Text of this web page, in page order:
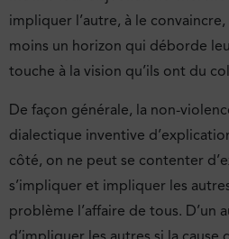
impliquer l’autre, à le
moins un horizon qui déborde
touche à la vision qu’ils ont du
De façon générale, la non-
dialectique inventive
côté, on ne peut se contenter
s’impliquer et impliquer les
problème l’affaire de tous. D’un